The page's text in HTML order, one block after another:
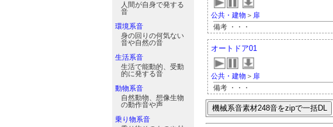
人間が自身で発する
音
環境系音
身の回りの何気ない
音や自然の音
生活系音
生活で能動的、受動
的に発する音
動物系音
自然動物、想像生物
の動作音や声
乗り物系音
公共・建物 ＞ 扉
備考 ・・・
オートドア01
公共・建物 ＞ 扉
備考 ・・・